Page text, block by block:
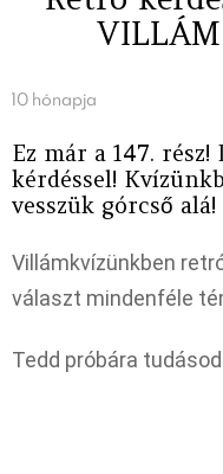
10 hónapja
Ez már a 147.
kérdéssel!
vesszük górcső alá!
Villámkvízünkben
választ mindenféle
Tedd próbára